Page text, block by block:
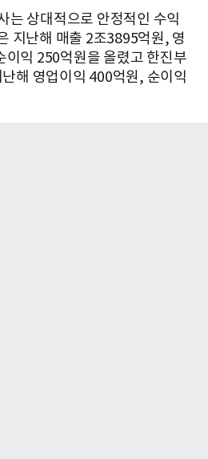
는 상대적으로 안정적인 수익
지난해 매출 2조3895억원, 영
이익 250억원을 올렸고 한진부
해 영업이익 400억원, 순이익